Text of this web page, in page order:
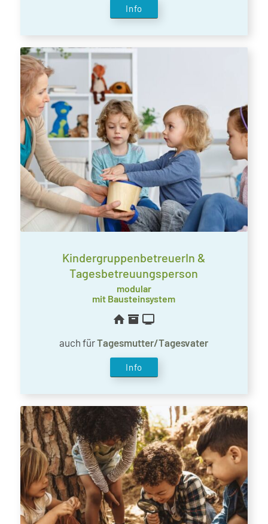
Info
KindergruppenbetreuerIn &
Tagesbetreuungsperson
modular
mit Bausteinsystem
auch fürTagesmutter/Tagesvater
Info